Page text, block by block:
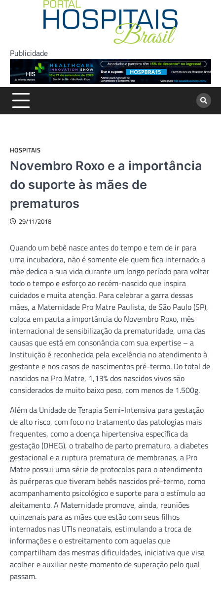
Publicidade
HOSPITAIS
Novembro Roxo e a importância
do suporte às mães de
prematuros
29/11/2018
Quando um bebê nasce antes do tempo e tem de ir para
uma incubadora, não é somente ele quem fica internado: a
mãe dedica a sua vida durante um longo período para voltar
todo o tempo e esforço ao recém-nascido que inspira
cuidados e muita atenção. Para celebrar a garra dessas
mães, a Maternidade Pro Matre Paulista, de São Paulo (SP),
coloca em pauta a importância do Novembro Roxo, mês
internacional de sensibilização da prematuridade, uma das
causas que está em consonância com sua expertise – a
Instituição é reconhecida pela excelência no atendimento à
gestante e nos casos de nascimentos pré-termo. Do total de
nascidos na Pro Matre, 1,13% dos nascidos vivos são
considerados de muito baixo peso, com menos de 1.500g.
Além da Unidade de Terapia Semi-Intensiva para gestação
de alto risco, com foco no tratamento das patologias mais
frequentes, como a doença hipertensiva específica da
gestação (DHEG), o trabalho de parto prematuro, a diabetes
gestacional e a ruptura prematura de membranas, a Pro
Matre possui uma série de protocolos para o atendimento
às puérperas que tiveram bebês nascidos pré-termo, como
acompanhamento psicológico e suporte para o estímulo ao
aleitamento. A Maternidade promove, ainda, reuniões
quinzenais para as mães que estão com seus filhos
internados nas UTIs neonatais, estimulando a troca de
informações e o estreitamento com aquelas que
compartilham das mesmas dificuldades, iniciativa que visa
acolher e auxiliar neste momento de superação pelo qual
passam.